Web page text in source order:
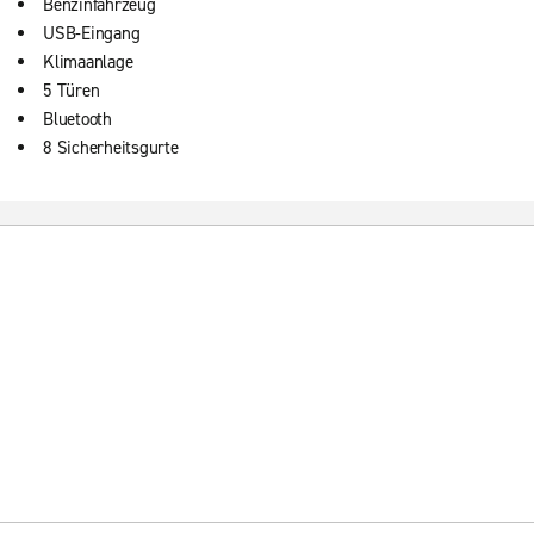
Benzinfahrzeug
USB-Eingang
Klimaanlage
5 Türen
Bluetooth
8 Sicherheitsgurte